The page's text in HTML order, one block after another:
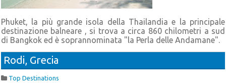
Phuket, la più grande isola della Thailandia e la principale
destinazione balneare , si trova a circa 860 chilometri a sud
di Bangkok ed è soprannominata "la Perla delle Andamane".
Rodi, Grecia
Top Destinations